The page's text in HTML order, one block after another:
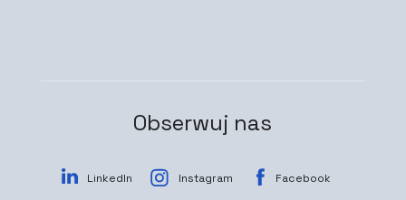
Obserwuj nas
LinkedIn Instagram Facebook